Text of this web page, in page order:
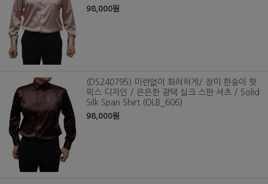
98,000원
(DS240795) 미련없이 화려하게/ 장미 한송이 핫
픽스 디자인 / 은은한 광택 실크 스판 셔츠 / Solid
Silk Span Shirt (OLB_606)
98,000원